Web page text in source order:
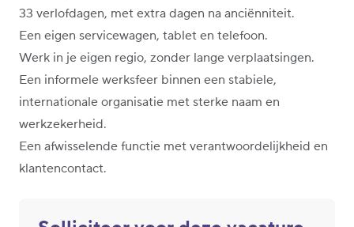
33 verlofdagen, met extra dagen na anciënniteit.
Een eigen servicewagen, tablet en telefoon.
Werk in je eigen regio, zonder lange verplaatsingen.
Een informele werksfeer binnen een stabiele,
internationale organisatie met sterke naam en
werkzekerheid.
Een afwisselende functie met verantwoordelijkheid en
klantencontact.